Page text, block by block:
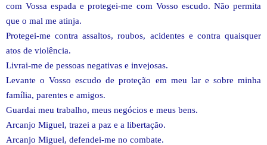
com Vossa espada e protegei-me com Vosso escudo. Não permita
que o mal me atinja.
Protegei-me contra assaltos, roubos, acidentes e contra quaisquer
atos de violência.
Livrai-me de pessoas negativas e invejosas.
Levante o Vosso escudo de proteção em meu lar e sobre minha
família, parentes e amigos.
Guardai meu trabalho, meus negócios e meus bens.
Arcanjo Miguel, trazei a paz e a libertação.
Arcanjo Miguel, defendei-me no combate.